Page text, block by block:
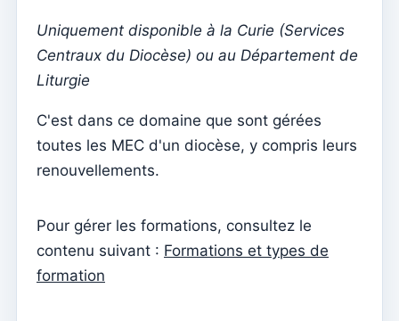
Paramètres d'abonnement
Curé de la paroisse
Mode sombre
se déconnecter
Configurer un compte SMTP pour envoyer des emails
sur Kyrios
Uniquement disponible à la Curie (Services
Centraux du Diocèse) ou au Département de
Liturgie
C'est dans ce domaine que sont gérées
toutes les MEC d'un diocèse, y compris leurs
renouvellements.
Pour gérer les formations, consultez le
contenu suivant : Formations et types de
formation